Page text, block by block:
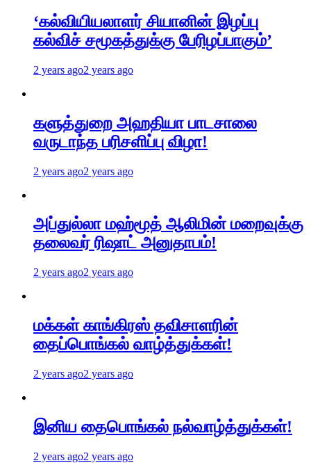
‘கல்வியியலாளர் சியானின் இழப்பு
கல்விச் சமூகத்துக்கு பேரிழப்பாகும்’
2 years ago2 years ago
களுத்துறை அஹதியா பாடசாலை
வருடாந்த பரிசளிப்பு விழா!
2 years ago2 years ago
அப்துல்லா மஹ்மூத் ஆலிமின் மறைவுக்கு
தலைவர் ரிஷாட் அனுதாபம்!
2 years ago2 years ago
மக்கள் காங்கிரஸ் தவிசாளரின்
தைப்பொங்கல் வாழ்த்துக்கள்!
2 years ago2 years ago
இனிய தைபொங்கல் நல்வாழ்த்துக்கள்!
2 years ago2 years ago